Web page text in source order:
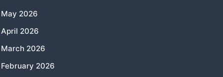
May 2026
April 2026
March 2026
February 2026